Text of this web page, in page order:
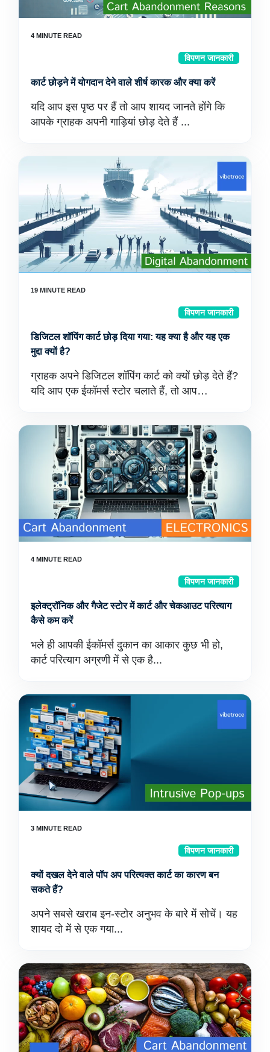
विपणन जानकारी
कार्ट छोड़ने में योगदान देने वाले शीर्ष कारक और क्या करें
यदि आप इस पृष्ठ पर हैं तो आप शायद जानते होंगे कि
आपके ग्राहक अपनी गाड़ियां छोड़ देते हैं ...
विपणन जानकारी
डिजिटल शॉपिंग कार्ट छोड़ दिया गया: यह क्या है और यह एक
मुद्दा क्यों है?
ग्राहक अपने डिजिटल शॉपिंग कार्ट को क्यों छोड़ देते हैं?
यदि आप एक ईकॉमर्स स्टोर चलाते हैं, तो आप…
विपणन जानकारी
इलेक्ट्रॉनिक और गैजेट स्टोर में कार्ट और चेकआउट परित्याग
कैसे कम करें
भले ही आपकी ईकॉमर्स दुकान का आकार कुछ भी हो,
कार्ट परित्याग अग्रणी में से एक है...
विपणन जानकारी
क्यों दखल देने वाले पॉप अप परित्यक्त कार्ट का कारण बन
सकते हैं?
अपने सबसे खराब इन-स्टोर अनुभव के बारे में सोचें। यह
शायद दो में से एक गया...